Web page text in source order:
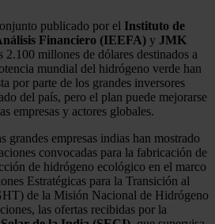
publicado por el Instituto de
Financiero (IEEFA) y JMK
2.100 millones de dólares destinados a
mundial del hidrógeno verde han
por parte de los grandes inversores
del país, pero el plan puede mejorarse
empresas y actores globales.
grandes empresas indias han mostrado
convocadas para la fabricación de
de hidrógeno ecológico en el marco
Estratégicas para la Transición al
de la Misión Nacional de Hidrógeno
las ofertas recibidas por la